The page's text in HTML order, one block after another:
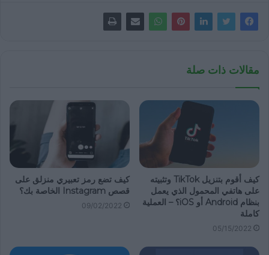
مقالات ذات صلة
كيف أقوم بتنزيل TikTok وتثبيته
على هاتفي المحمول الذي يعمل
بنظام Android أو iOS؟ – العملية
كاملة
05/15/2022
كيف تضع رمز تعبيري منزلق على
قصص Instagram الخاصة بك؟
09/02/2022